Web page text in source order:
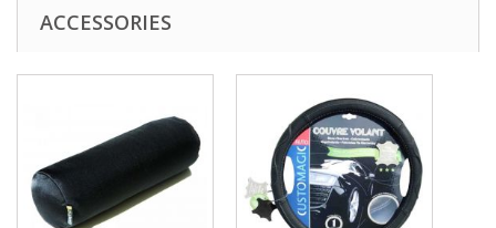
ACCESSORIES